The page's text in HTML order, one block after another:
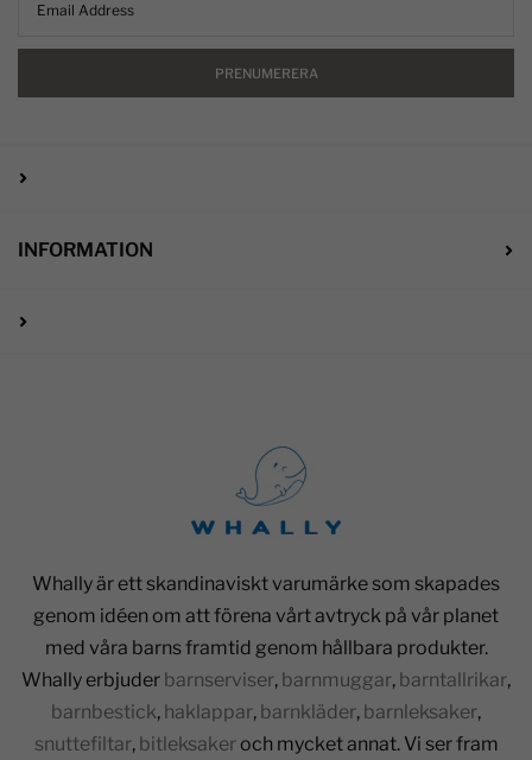
PRENUMERERA
Whally är ett skandinaviskt varumärke som skapades
genom idéen om att förena vårt avtryck på vår planet
med våra barns framtid genom hållbara produkter.
Whally erbjuder barnserviser, barnmuggar, barntallrikar,
barnbestick, haklappar, barnkläder, barnleksaker,
snuttefiltar, bitleksakeroch mycket annat. Vi ser fram
INFORMATION